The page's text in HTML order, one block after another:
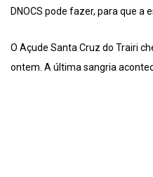
DNOCS pode fazer, para que a
O Açude Santa Cruz do Trairi
ontem. A última sangria